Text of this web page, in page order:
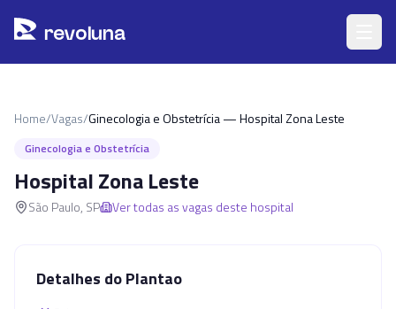
revoluna
Home/Vagas/Ginecologia e Obstetrícia — Hospital Zona Leste
Ginecologia e Obstetrícia
Hospital Zona Leste
São Paulo, SP Ver todas as vagas deste hospital
Detalhes do Plantao